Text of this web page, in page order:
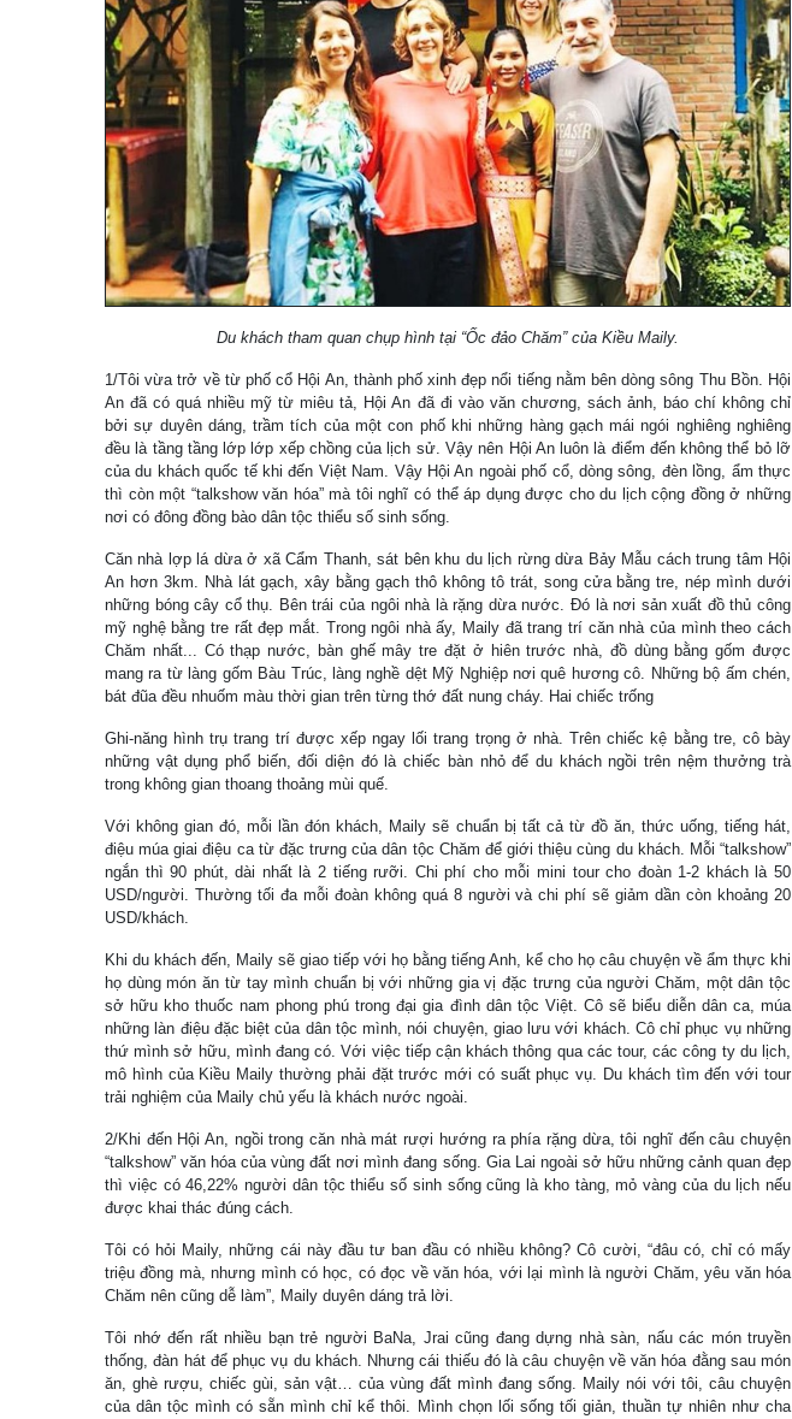
Du khách tham quan chụp hình tại “Ốc đảo Chăm” của Kiều Maily.
1/Tôi vừa trở về từ phố cổ Hội An, thành phố xinh đẹp nổi tiếng nằm bên dòng sông Thu Bồn. Hội
An đã có quá nhiều mỹ từ miêu tả, Hội An đã đi vào văn chương, sách ảnh, báo chí không chỉ
bởi sự duyên dáng, trầm tích của một con phố khi những hàng gạch mái ngói nghiêng nghiêng
đều là tầng tầng lớp lớp xếp chồng của lịch sử. Vậy nên Hội An luôn là điểm đến không thể bỏ lỡ
của du khách quốc tế khi đến Việt Nam. Vậy Hội An ngoài phố cổ, dòng sông, đèn lồng, ẩm thực
thì còn một “talkshow văn hóa” mà tôi nghĩ có thể áp dụng được cho du lịch cộng đồng ở những
nơi có đông đồng bào dân tộc thiểu số sinh sống.
Căn nhà lợp lá dừa ở xã Cẩm Thanh, sát bên khu du lịch rừng dừa Bảy Mẫu cách trung tâm Hội
An hơn 3km. Nhà lát gạch, xây bằng gạch thô không tô trát, song cửa bằng tre, nép mình dưới
những bóng cây cổ thụ. Bên trái của ngôi nhà là rặng dừa nước. Đó là nơi sản xuất đồ thủ công
mỹ nghệ bằng tre rất đẹp mắt. Trong ngôi nhà ấy, Maily đã trang trí căn nhà của mình theo cách
Chăm nhất... Có thạp nước, bàn ghế mây tre đặt ở hiên trước nhà, đồ dùng bằng gốm được
mang ra từ làng gốm Bàu Trúc, làng nghề dệt Mỹ Nghiệp nơi quê hương cô. Những bộ ấm chén,
bát đũa đều nhuốm màu thời gian trên từng thớ đất nung cháy. Hai chiếc trống
Ghi-năng hình trụ trang trí được xếp ngay lối trang trọng ở nhà. Trên chiếc kệ bằng tre, cô bày
những vật dụng phổ biến, đối diện đó là chiếc bàn nhỏ để du khách ngồi trên nệm thưởng trà
trong không gian thoang thoảng mùi quế.
Với không gian đó, mỗi lần đón khách, Maily sẽ chuẩn bị tất cả từ đồ ăn, thức uống, tiếng hát,
điệu múa giai điệu ca từ đặc trưng của dân tộc Chăm để giới thiệu cùng du khách. Mỗi “talkshow”
ngắn thì 90 phút, dài nhất là 2 tiếng rưỡi. Chi phí cho mỗi mini tour cho đoàn 1-2 khách là 50
USD/người. Thường tối đa mỗi đoàn không quá 8 người và chi phí sẽ giảm dần còn khoảng 20
USD/khách.
Khi du khách đến, Maily sẽ giao tiếp với họ bằng tiếng Anh, kể cho họ câu chuyện về ẩm thực khi
họ dùng món ăn từ tay mình chuẩn bị với những gia vị đặc trưng của người Chăm, một dân tộc
sở hữu kho thuốc nam phong phú trong đại gia đình dân tộc Việt. Cô sẽ biểu diễn dân ca, múa
những làn điệu đặc biệt của dân tộc mình, nói chuyện, giao lưu với khách. Cô chỉ phục vụ những
thứ mình sở hữu, mình đang có. Với việc tiếp cận khách thông qua các tour, các công ty du lịch,
mô hình của Kiều Maily thường phải đặt trước mới có suất phục vụ. Du khách tìm đến với tour
trải nghiệm của Maily chủ yếu là khách nước ngoài.
2/Khi đến Hội An, ngồi trong căn nhà mát rượi hướng ra phía rặng dừa, tôi nghĩ đến câu chuyện
“talkshow” văn hóa của vùng đất nơi mình đang sống. Gia Lai ngoài sở hữu những cảnh quan đẹp
thì việc có 46,22% người dân tộc thiểu số sinh sống cũng là kho tàng, mỏ vàng của du lịch nếu
được khai thác đúng cách.
Tôi có hỏi Maily, những cái này đầu tư ban đầu có nhiều không? Cô cười, “đâu có, chỉ có mấy
triệu đồng mà, nhưng mình có học, có đọc về văn hóa, với lại mình là người Chăm, yêu văn hóa
Chăm nên cũng dễ làm”, Maily duyên dáng trả lời.
Tôi nhớ đến rất nhiều bạn trẻ người BaNa, Jrai cũng đang dựng nhà sàn, nấu các món truyền
thống, đàn hát để phục vụ du khách. Nhưng cái thiếu đó là câu chuyện về văn hóa đằng sau món
ăn, ghè rượu, chiếc gùi, sản vật… của vùng đất mình đang sống. Maily nói với tôi, câu chuyện
của dân tộc mình có sẵn mình chỉ kể thôi. Mình chọn lối sống tối giản, thuần tự nhiên như cha